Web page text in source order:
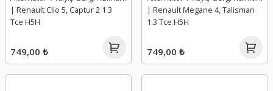
| Renault Clio 5, Captur 2 1.3
Tce H5H
749,00 ₺
| Renault Megane 4, Talisman
1.3 Tce H5H
749,00 ₺